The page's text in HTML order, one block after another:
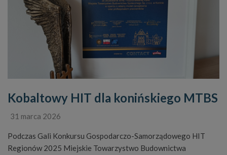
Kobaltowy HIT dla konińskiego MTBS
31 marca 2026
Podczas Gali Konkursu Gospodarczo-Samorządowego HIT
Regionów 2025 Miejskie Towarzystwo Budownictwa